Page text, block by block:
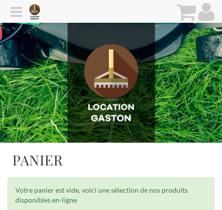
PANIER
Votre panier est vide, voici une sélection de nos produits
disponibles en-ligne